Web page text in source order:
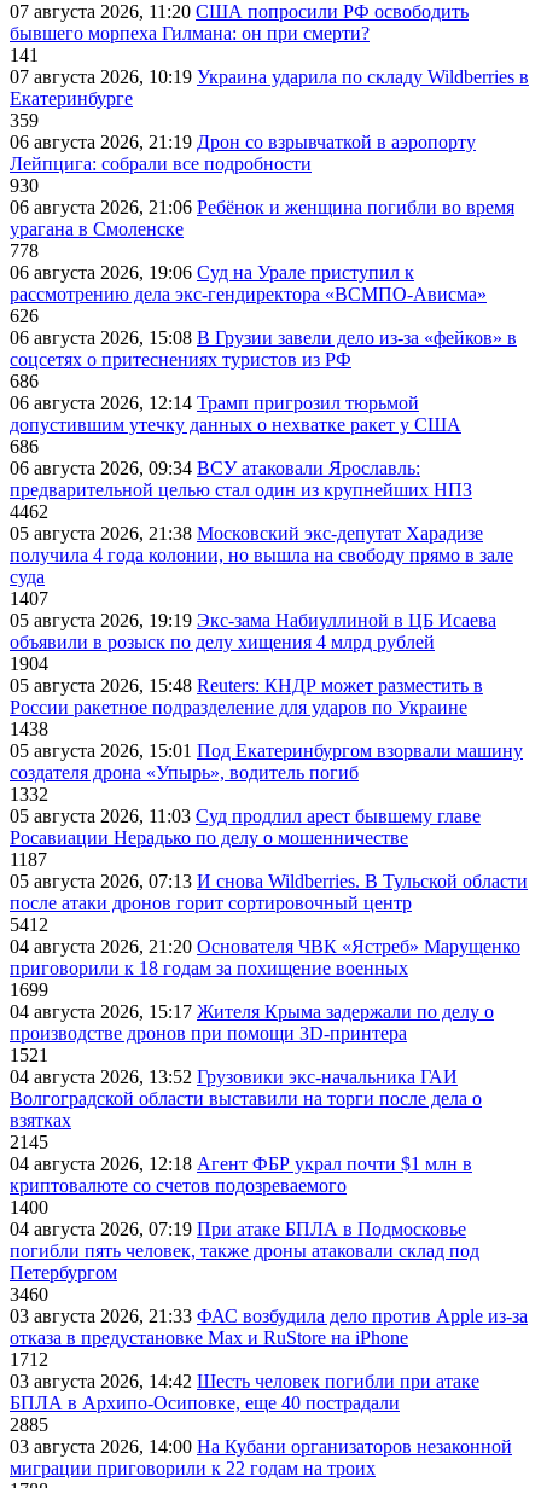
07 августа 2026, 11:20 США попросили РФ освободить
бывшего морпеха Гилмана: он при смерти?
141
07 августа 2026, 10:19 Украина ударила по складу Wildberries в
Екатеринбурге
359
06 августа 2026, 21:19 Дрон со взрывчаткой в аэропорту
Лейпцига: собрали все подробности
930
06 августа 2026, 21:06 Ребёнок и женщина погибли во время
урагана в Смоленске
778
06 августа 2026, 19:06 Суд на Урале приступил к
рассмотрению дела экс-гендиректора «ВСМПО-Ависма»
626
06 августа 2026, 15:08 В Грузии завели дело из-за «фейков» в
соцсетях о притеснениях туристов из РФ
686
06 августа 2026, 12:14 Трамп пригрозил тюрьмой
допустившим утечку данных о нехватке ракет у США
686
06 августа 2026, 09:34 ВСУ атаковали Ярославль:
предварительной целью стал один из крупнейших НПЗ
4462
05 августа 2026, 21:38 Московский экс-депутат Харадизе
получила 4 года колонии, но вышла на свободу прямо в зале
суда
1407
05 августа 2026, 19:19 Экс-зама Набиуллиной в ЦБ Исаева
объявили в розыск по делу хищения 4 млрд рублей
1904
05 августа 2026, 15:48 Reuters: КНДР может разместить в
России ракетное подразделение для ударов по Украине
1438
05 августа 2026, 15:01 Под Екатеринбургом взорвали машину
создателя дрона «Упырь», водитель погиб
1332
05 августа 2026, 11:03 Суд продлил арест бывшему главе
Росавиации Нерадько по делу о мошенничестве
1187
05 августа 2026, 07:13 И снова Wildberries. В Тульской области
после атаки дронов горит сортировочный центр
5412
04 августа 2026, 21:20 Основателя ЧВК «Ястреб» Марущенко
приговорили к 18 годам за похищение военных
1699
04 августа 2026, 15:17 Жителя Крыма задержали по делу о
производстве дронов при помощи 3D‑принтера
1521
04 августа 2026, 13:52 Грузовики экс-начальника ГАИ
Волгоградской области выставили на торги после дела о
взятках
2145
04 августа 2026, 12:18 Агент ФБР украл почти $1 млн в
криптовалюте со счетов подозреваемого
1400
04 августа 2026, 07:19 При атаке БПЛА в Подмосковье
погибли пять человек, также дроны атаковали склад под
Петербургом
3460
03 августа 2026, 21:33 ФАС возбудила дело против Apple из-за
отказа в предустановке Max и RuStore на iPhone
1712
03 августа 2026, 14:42 Шесть человек погибли при атаке
БПЛА в Архипо-Осиповке, еще 40 пострадали
2885
03 августа 2026, 14:00 На Кубани организаторов незаконной
миграции приговорили к 22 годам на троих